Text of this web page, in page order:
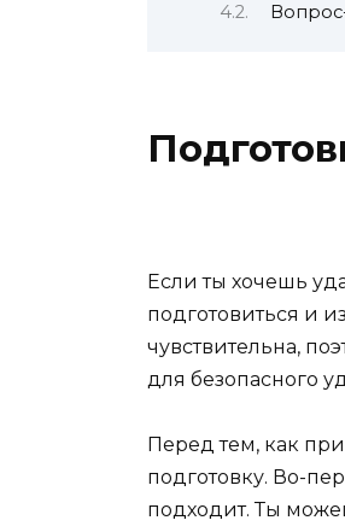
Если ты хочешь
подготовиться и
чувствительна,
для безопасного
Перед тем, как
подготовку. Во-
подходит. Ты